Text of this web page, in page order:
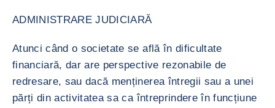
ADMINISTRARE JUDICIARĂ
Atunci când o societate se află în dificultate
financiară, dar are perspective rezonabile de
redresare, sau dacă menținerea întregii sau a unei
părți din activitatea sa ca întreprindere în funcțiune